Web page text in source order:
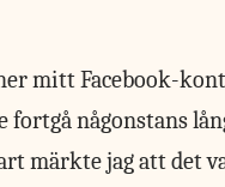
mitt Facebook-
fortgå någonstans
märkte jag att det